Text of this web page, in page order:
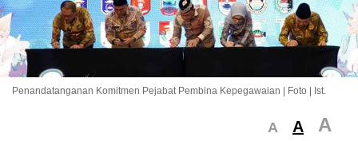
Penandatanganan Komitmen Pejabat Pembina Kepegawaian | Foto | Ist.
A A A